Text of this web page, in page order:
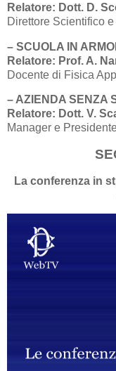
Relatore: Dott. D.
Direttore Scientifico
– SCUOLA IN
Relatore: Prof. A.
Docente di Fisica
– AZIENDA SENZA
Relatore: Dott. V.
Manager e
La conferenza in